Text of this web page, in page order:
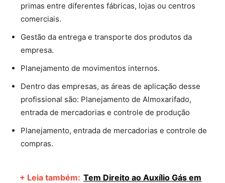
primas entre diferentes fábricas, lojas ou centros
comerciais.
Gestão da entrega e transporte dos produtos da
empresa.
Planejamento de movimentos internos.
Dentro das empresas, as áreas de aplicação desse
profissional são: Planejamento de Almoxarifado,
entrada de mercadorias e controle de produção
Planejamento, entrada de mercadorias e controle de
compras.
+ Leia também: Tem Direito ao Auxílio Gás em